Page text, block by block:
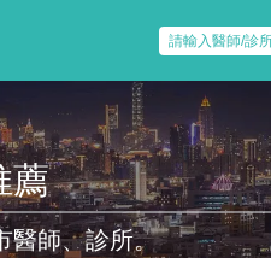
薦
醫師、診所。